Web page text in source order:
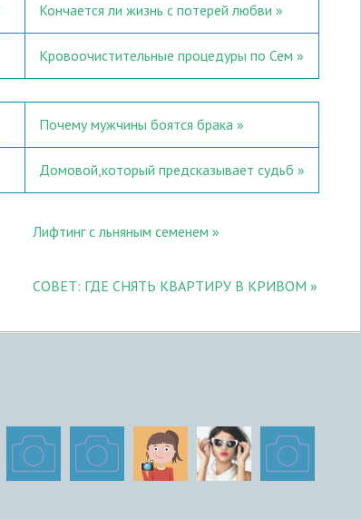
Кончается ли жизнь с потерей любви
Кровоочистительные процедуры по Сем
Почему мужчины боятся брака
Домовой,который предсказывает судьб
​Лифтинг с льняным семенем
СОВЕТ: ГДЕ СНЯТЬ КВАРТИРУ В КРИВОМ